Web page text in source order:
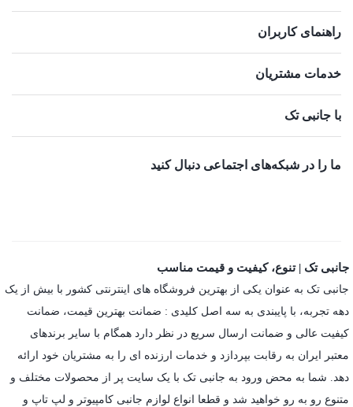
راهنمای کاربران
خدمات مشتریان
با جانبی تک
ما را در شبکه‌های اجتماعی دنبال کنید
جانبی تک | تنوع، کیفیت و قیمت مناسب
جانبی تک به عنوان یکی از بهترین فروشگاه های اینترنتی کشور با بیش از یک
دهه تجربه، با پایبندی به سه اصل کلیدی : ضمانت بهترین قیمت، ضمانت
کیفیت عالی و ضمانت ارسال سریع در نظر دارد همگام با سایر برندهای
معتبر ایران به رقابت بپردازد و خدمات ارزنده ای را به مشتریان خود ارائه
دهد. شما به محض ورود به جانبی تک با یک سایت پر از محصولات مختلف و
متنوع رو به رو خواهید شد و قطعا انواع لوازم جانبی کامپیوتر و لپ تاپ و